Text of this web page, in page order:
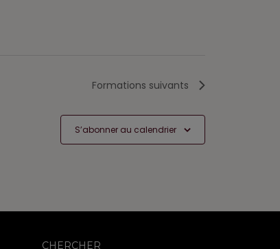
Formations suivants
S’abonner au calendrier
CHERCHER